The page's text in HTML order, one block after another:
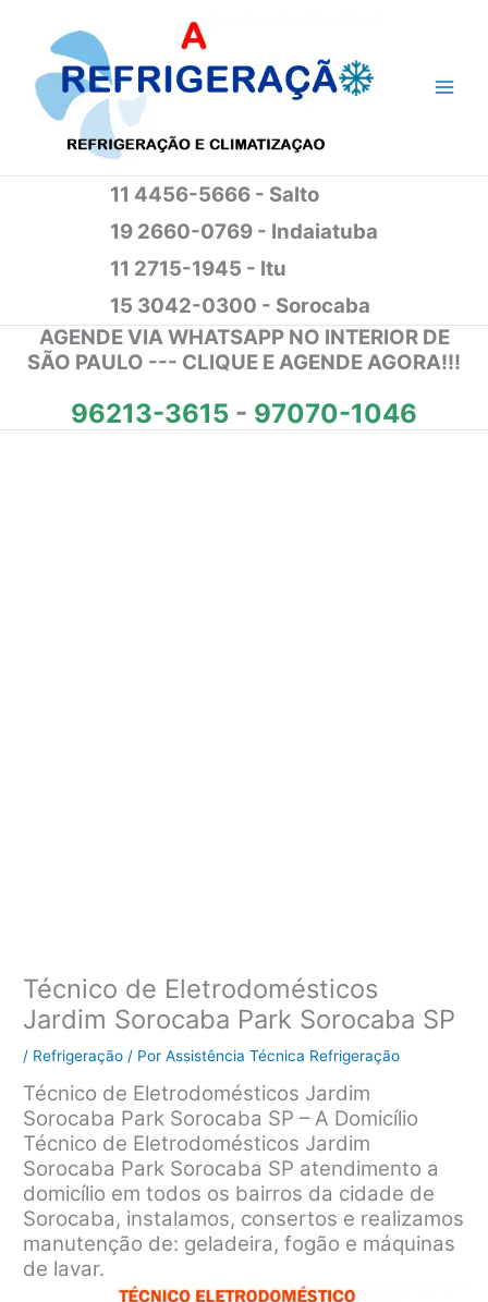
conteúdo
11 4456-5666 - Salto
19 2660-0769 - Indaiatuba
11 2715-1945 - Itu
15 3042-0300 - Sorocaba
AGENDE VIA WHATSAPP NO INTERIOR DE
SÃO PAULO --- CLIQUE E AGENDE AGORA!!!
96213-3615 - 97070-1046
Técnico de Eletrodomésticos
Jardim Sorocaba Park Sorocaba SP
/ Refrigeração / PorAssistência Técnica Refrigeração
Técnico de Eletrodomésticos Jardim
Sorocaba Park Sorocaba SP – A Domicílio
Técnico de Eletrodomésticos Jardim
Sorocaba Park Sorocaba SP atendimento a
domicílio em todos os bairros da cidade de
Sorocaba, instalamos, consertos e realizamos
manutenção de: geladeira, fogão e máquinas
de lavar.